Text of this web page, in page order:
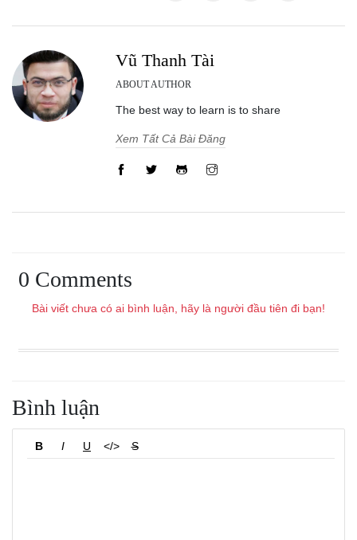
Vũ Thanh Tài
ABOUT AUTHOR
The best way to learn is to share
Xem Tất Cả Bài Đăng
0 Comments
Bài viết chưa có ai bình luận, hãy là người đầu tiên đi bạn!
Bình luận
B I U </> S